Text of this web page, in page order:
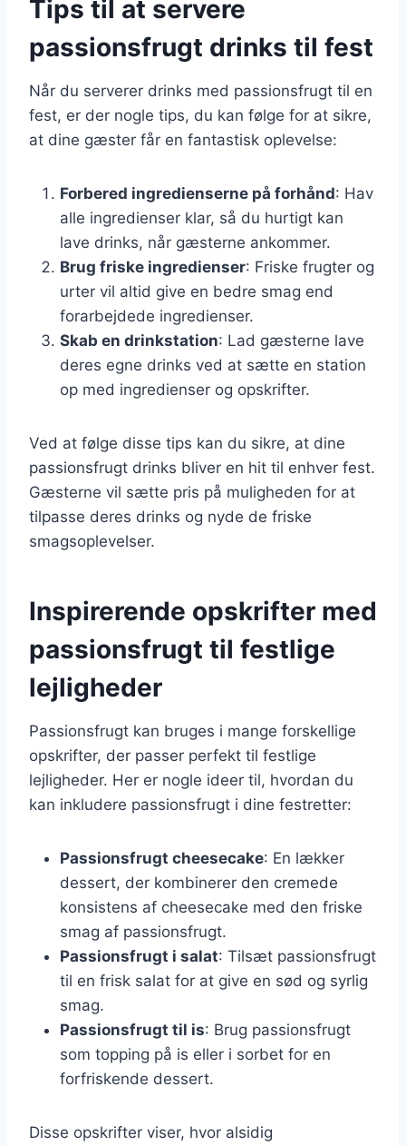
Tips til at servere
passionsfrugt drinks til fest
Når du serverer drinks med passionsfrugt til en
fest, er der nogle tips, du kan følge for at sikre,
at dine gæster får en fantastisk oplevelse:
Forbered ingredienserne på forhånd: Hav
alle ingredienser klar, så du hurtigt kan
lave drinks, når gæsterne ankommer.
Brug friske ingredienser: Friske frugter og
urter vil altid give en bedre smag end
forarbejdede ingredienser.
Skab en drinkstation: Lad gæsterne lave
deres egne drinks ved at sætte en station
op med ingredienser og opskrifter.
Ved at følge disse tips kan du sikre, at dine
passionsfrugt drinks bliver en hit til enhver fest.
Gæsterne vil sætte pris på muligheden for at
tilpasse deres drinks og nyde de friske
smagsoplevelser.
Inspirerende opskrifter med
passionsfrugt til festlige
lejligheder
Passionsfrugt kan bruges i mange forskellige
opskrifter, der passer perfekt til festlige
lejligheder. Her er nogle ideer til, hvordan du
kan inkludere passionsfrugt i dine festretter:
Passionsfrugt cheesecake: En lækker
dessert, der kombinerer den cremede
konsistens af cheesecake med den friske
smag af passionsfrugt.
Passionsfrugt i salat: Tilsæt passionsfrugt
til en frisk salat for at give en sød og syrlig
smag.
Passionsfrugt til is: Brug passionsfrugt
som topping på is eller i sorbet for en
forfriskende dessert.
Disse opskrifter viser, hvor alsidig